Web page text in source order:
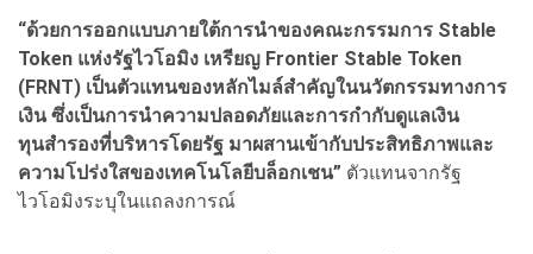
“ด้วยการออกแบบภายใต้การนำของคณะกรรมการ Stable
Token แห่งรัฐไวโอมิง เหรียญ Frontier Stable Token
(FRNT) เป็นตัวแทนของหลักไมล์สำคัญในนวัตกรรมทางการ
เงิน ซึ่งเป็นการนำความปลอดภัยและการกำกับดูแลเงิน
ทุนสำรองที่บริหารโดยรัฐ มาผสานเข้ากับประสิทธิภาพและ
ความโปร่งใสของเทคโนโลยีบล็อกเชน” ตัวแทนจากรัฐ
ไวโอมิงระบุในแถลงการณ์